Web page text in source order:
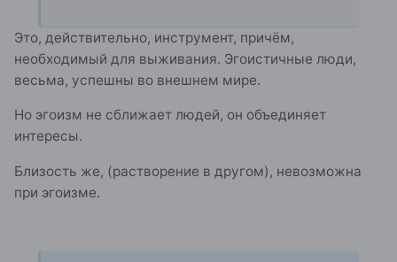
Это, действительно, инструмент, причём,
необходимый для выживания. Эгоистичные люди,
весьма, успешны во внешнем мире.
Но эгоизм не сближает людей, он объединяет
интересы.
Близость же, (растворение в другом), невозможна
при эгоизме.